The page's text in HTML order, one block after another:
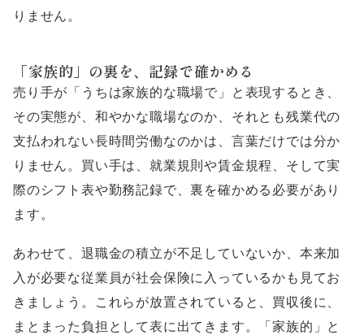
りません。
「家族的」の裏を、記録で確かめる
売り手が「うちは家族的な職場で」と表現するとき、
その実態が、和やかな職場なのか、それとも残業代の
支払われない長時間労働なのかは、言葉だけでは分か
りません。買い手は、就業規則や賃金規程、そして実
際のシフト表や勤務記録で、裏を確かめる必要があり
ます。
あわせて、退職金の積立が不足していないか、本来加
入が必要な従業員が社会保険に入っているかも見てお
きましょう。これらが放置されていると、買収後に、
まとまった負担として表に出てきます。「家族的」と